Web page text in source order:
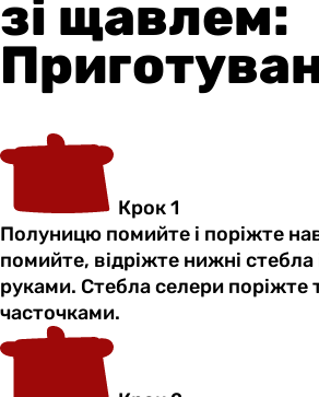
зі щавлем:
Крок 1
Полуницю помийте і поріжте
помийте, відріжте нижні стебла
руками. Стебла селери поріжте
часточками.